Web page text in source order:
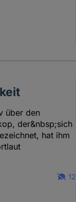
über den
der&nbsp;sich
hat ihm
12